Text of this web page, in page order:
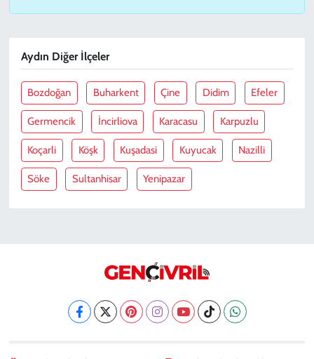
Aydın Diğer İlçeler
Bozdoğan Buharkent Çine Didim Efeler
Germencik İncirliova Karacasu Karpuzlu
Koçarli Köşk Kuşadasi Kuyucak Nazilli
Söke Sultanhisar Yenipazar